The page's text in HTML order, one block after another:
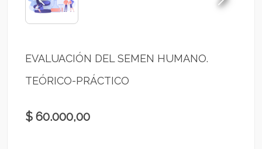
EVALUACIÓN DEL SEMEN HUMANO.
TEÓRICO-PRÁCTICO
$ 60.000,00